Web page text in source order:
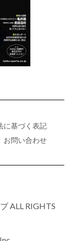
に基づく表記
お問い合わせ
ALL RIGHTS